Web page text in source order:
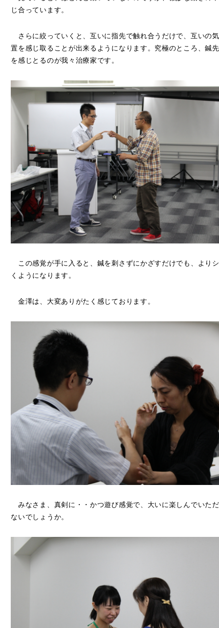
じ合っています。
さらに絞っていくと、互いに指先で触れ合うだけで、互いの
置を感じ取ることが出来るようになります。究極のところ、鍼
を感じとるのが我々治療家です。
この感覚が手に入ると、鍼を刺さずにかざすだけでも、より
くようになります。
金澤は、大変ありがたく感じております。
みなさま、真剣に・・かつ遊び感覚で、大いに楽しんでいた
ないでしょうか。